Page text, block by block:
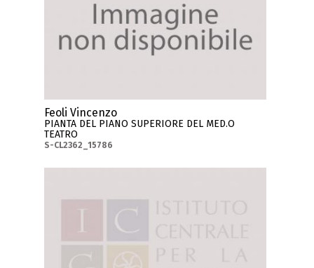
Feoli Vincenzo
PIANTA DEL PIANO SUPERIORE DEL MED.O
TEATRO
S-CL2362_15786